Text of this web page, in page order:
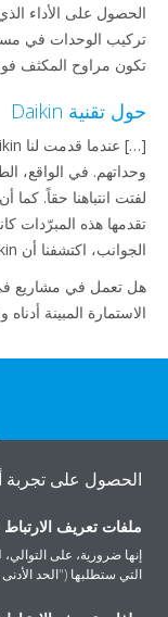
الحصول على الأداء
تركيب الوحدات في
تكون مراوح المكثف
حول تقنية Daikin
وحداتهم. في الواقع،
لفتت انتباهنا حقاً.
تقدمها هذه المبرّدات
الجوانب، اكتشفنا أن Daikin كانت الحل الأفضل بالنسبة لنا."
هل تعمل في مشاريع
الاستمارة المبينة
الحصول على
ملفات تعريف الارتباط
إنها ضرورية، على
التي ستطلبها ("الحد